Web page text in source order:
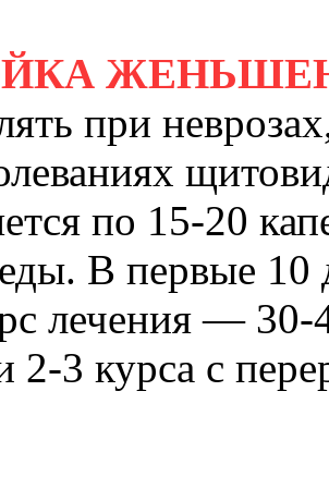
при
по 15-20
В первые 10
лечения — 30-
2-3 курса с